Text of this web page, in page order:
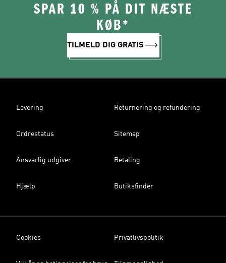
SPAR 10 % PÅ DIT NÆSTE
KØB*
TILMELD DIG GRATIS
Levering Returnering og refundering
Ordrestatus Sitemap
Ansvarlig udgiver Betaling
Hjælp Butiksfinder
Cookies Privatlivspolitik